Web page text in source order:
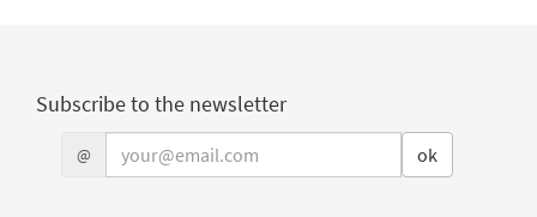
Subscribe to the newsletter
@